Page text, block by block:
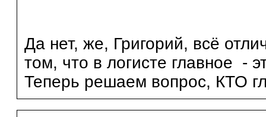
Да нет, же, Григорий, всё
том, что в логисте главное -
Теперь решаем вопрос, КТО